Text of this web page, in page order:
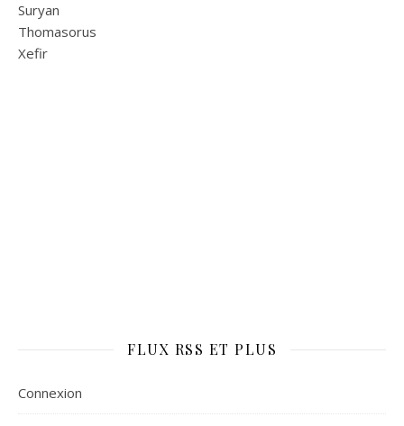
Suryan
Thomasorus
Xefir
FLUX RSS ET PLUS
Connexion